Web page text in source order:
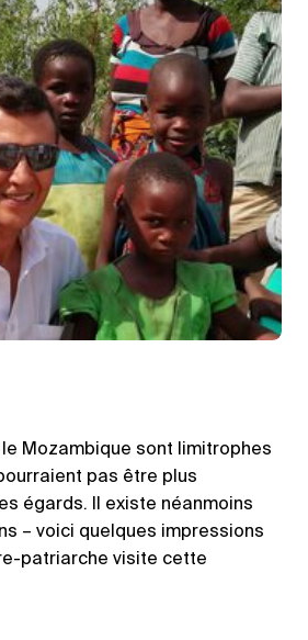
le Mozambique sont limitrophes
pas être plus
égards. Il existe néanmoins
– voici quelques impressions
patriarche visite cette